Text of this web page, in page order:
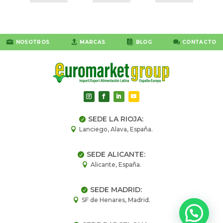
 NOSOTROS  MARCAS  BLOG  CONTACTO
 SEDE LA RIOJA:
 Lanciego, Alava, España.
 SEDE ALICANTE:
 Alicante, España.
 SEDE MADRID:
 SF de Henares, Madrid.